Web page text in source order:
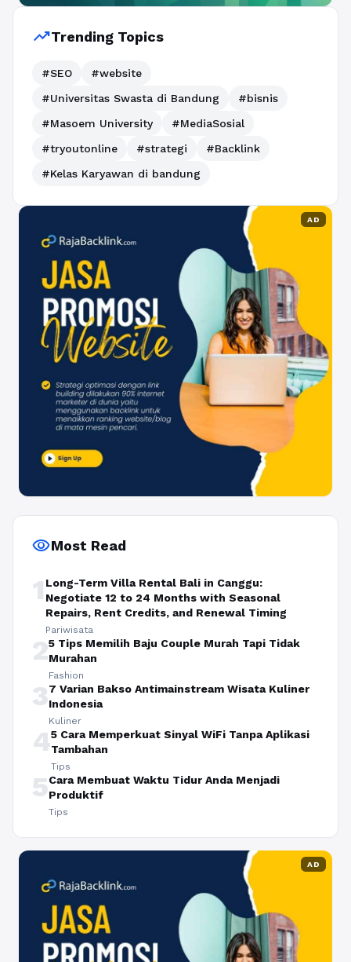
trending_upTrending Topics
#SEO
#website
#Universitas Swasta di Bandung
#bisnis
#Masoem University
#MediaSosial
#tryoutonline
#strategi
#Backlink
#Kelas Karyawan di bandung
AD
visibilityMost Read
1 Long-Term Villa Rental Bali in Canggu:
Negotiate 12 to 24 Months with Seasonal
Repairs, Rent Credits, and Renewal Timing
Pariwisata
25 Tips Memilih Baju Couple Murah Tapi Tidak
Murahan
Fashion
37 Varian Bakso Antimainstream Wisata Kuliner
Indonesia
Kuliner
45 Cara Memperkuat Sinyal WiFi Tanpa Aplikasi
Tambahan
Tips
5Cara Membuat Waktu Tidur Anda Menjadi
Produktif
Tips
AD